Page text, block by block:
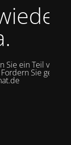
ein Teil von
Sie gerne